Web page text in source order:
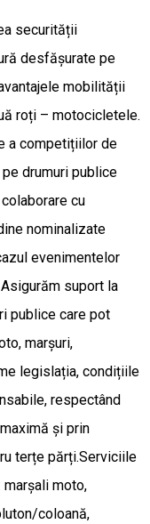
securității
desfășurate pe
mobilității
roți – motocicletele.
a competițiilor de
drumuri publice
cu
nominalizate
evenimentelor
suport la
publice care pot
marșuri,
legislația, condițiile
respectând
și prin
terțe părți.Serviciile
moto,
coloană,